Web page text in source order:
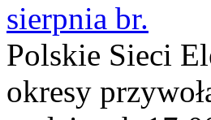
sierpnia br.
Polskie Sieci
okresy